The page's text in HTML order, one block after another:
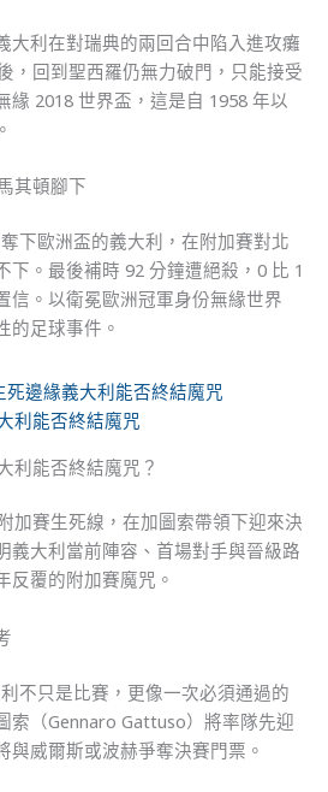
大利在對瑞典的兩回合中陷入進攻癱
，回到聖西羅仍無力破門，只能接受
緣 2018 世界盃，這是自 1958 年以
其頓腳下
下歐洲盃的義大利，在附加賽對北
下。最後補時 92 分鐘遭絕殺，0 比 1
信。以衛冕歐洲冠軍身份無緣世界
的足球事件。
利能否終結魔咒
利能否終結魔咒？
加賽生死線，在加圖索帶領下迎來決
義大利當前陣容、首場對手與晉級路
反覆的附加賽魔咒。
不只是比賽，更像一次必須通過的
索（Gennaro Gattuso）將率隊先迎
與威爾斯或波赫爭奪決賽門票。